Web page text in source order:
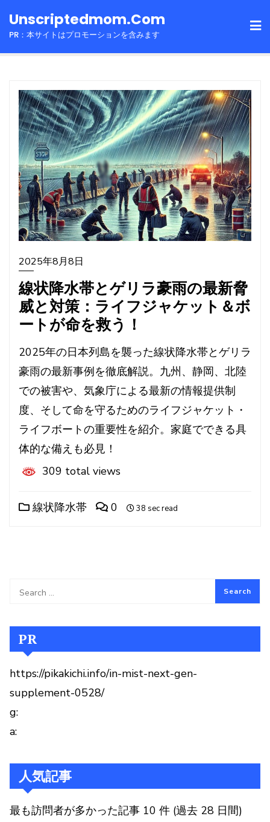
toUnscriptedmom.com
PR：本サイトはプロモーションを含みます
2025年8月8日
線状降水帯とゲリラ豪雨の最新脅
威と対策：ライフジャケット＆ボ
ートが命を救う！
2025年の日本列島を襲った線状降水帯とゲリラ
豪雨の最新事例を徹底解説。九州、静岡、北陸
での被害や、気象庁による最新の情報提供制
度、そして命を守るためのライフジャケット・
ライフボートの重要性を紹介。家庭でできる具
体的な備えも必見！
309 total views
線状降水帯 0 38 sec read
PR
https://pikakichi.info/in-mist-next-gen-
supplement-0528/
g:
a:
人気記事
最も訪問者が多かった記事 10 件 (過去 28 日間)